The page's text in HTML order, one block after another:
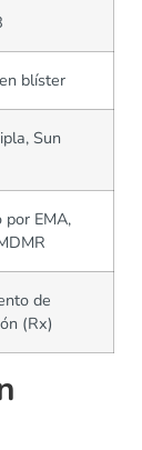
blíster
Sun
por EMA,
de
(Rx)